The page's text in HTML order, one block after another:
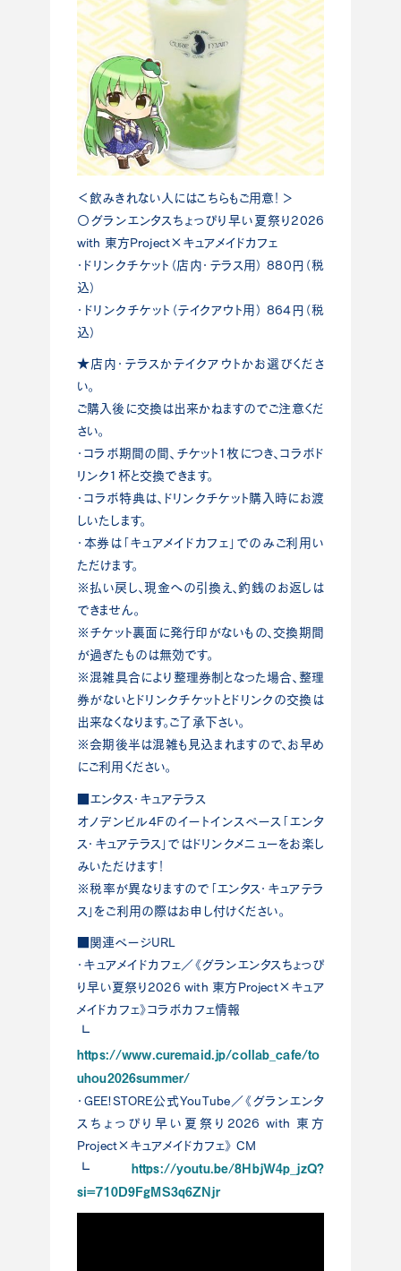
＜飲みきれない人にはこちらもご用意！＞
〇グランエンタスちょっぴり早い夏祭り2026
with 東方Project×キュアメイドカフェ
・ドリンクチケット（店内・テラス用） 880円（税
込）
・ドリンクチケット（テイクアウト用） 864円（税
込）
★店内・テラスかテイクアウトかお選びくださ
い。
ご購入後に交換は出来かねますのでご注意くだ
さい。
・コラボ期間の間、チケット1枚につき、コラボド
リンク1杯と交換できます。
・コラボ特典は、ドリンクチケット購入時にお渡
しいたします。
・本券は「キュアメイドカフェ」でのみご利用い
ただけます。
※払い戻し、現金への引換え、釣銭のお返しは
できません。
※チケット裏面に発行印がないもの、交換期間
が過ぎたものは無効です。
※混雑具合により整理券制となった場合、整理
券がないとドリンクチケットとドリンクの交換は
出来なくなります。ご了承下さい。
※会期後半は混雑も見込まれますので、お早め
にご利用ください。
■エンタス・キュアテラス
オノデンビル4Fのイートインスペース「エンタ
ス・キュアテラス」ではドリンクメニューをお楽し
みいただけます！
※税率が異なりますので「エンタス・キュアテラ
ス」をご利用の際はお申し付けください。
■関連ページURL
・キュアメイドカフェ／《グランエンタスちょっぴ
り早い夏祭り2026 with 東方Project×キュア
メイドカフェ》コラボカフェ情報
┗
https://www.curemaid.jp/collab_cafe/to
uhou2026summer/
・GEE!STORE公式YouTube／《グランエンタ
スちょっぴり早い夏祭り2026 with 東方
Project×キュアメイドカフェ》 CM
┗ https://youtu.be/8HbjW4p_jzQ?
si=710D9FgMS3q6ZNjr